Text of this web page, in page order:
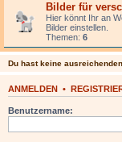
Bilder für
Hier könnt Ihr an
Bilder einstellen.
Themen: 6
Du hast keine
ANMELDEN •
Benutzername: